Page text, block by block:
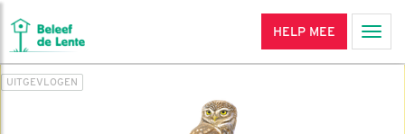
HELP MEE
UITGEVLOGEN